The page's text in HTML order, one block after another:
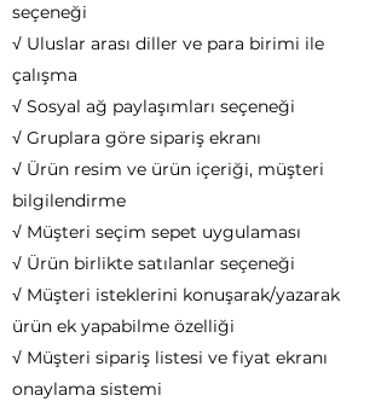
seçeneği
√ Uluslar arası diller ve para birimi ile
çalışma
√ Sosyal ağ paylaşımları seçeneği
√ Gruplara göre sipariş ekranı
√ Ürün resim ve ürün içeriği, müşteri
bilgilendirme
√ Müşteri seçim sepet uygulaması
√ Ürün birlikte satılanlar seçeneği
√ Müşteri isteklerini konuşarak/yazarak
ürün ek yapabilme özelliği
√ Müşteri sipariş listesi ve fiyat ekranı
onaylama sistemi